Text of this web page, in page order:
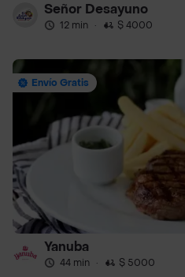
Señor Desayuno
12 min · $ 4000
Envío Gratis
Yanuba
44 min · $ 5000